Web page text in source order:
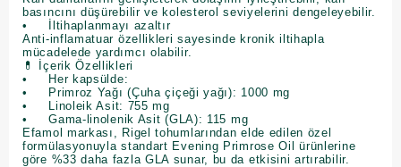
basıncını düşürebilir ve kolesterol seviyelerini dengeleyebilir.
• İltihaplanmayı azaltır
Anti-inflamatuar özellikleri sayesinde kronik iltihapla
mücadelede yardımcı olabilir.
💊 İçerik Özellikleri
• Her kapsülde:
• Primroz Yağı (Çuha çiçeği yağı): 1000 mg
• Linoleik Asit: 755 mg
• Gama-linolenik Asit (GLA): 115 mg
Efamol markası, Rigel tohumlarından elde edilen özel
formülasyonuyla standart Evening Primrose Oil ürünlerine
göre %33 daha fazla GLA sunar, bu da etkisini artırabilir.